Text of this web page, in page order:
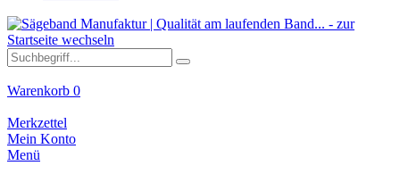
Warenkorb 0
Merkzettel
Mein Konto
Menü